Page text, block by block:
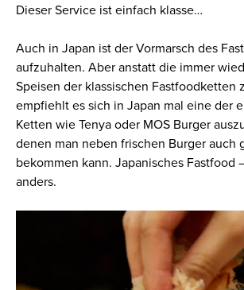
Dieser Service ist einfach klasse…
Auch in Japan ist der Vormarsch des
aufzuhalten. Aber anstatt die immer
Speisen der klassischen Fastfoodketten
empfiehlt es sich in Japan mal eine der
Ketten wie Tenya oder MOS Burger
denen man neben frischen Burger auch
bekommen kann. Japanisches Fastfood
anders.